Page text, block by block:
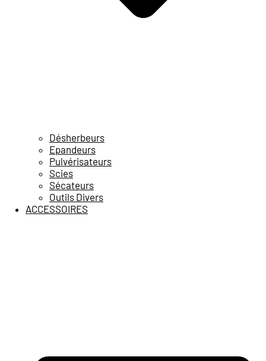
Désherbeurs
Epandeurs
Pulvérisateurs
Scies
Sécateurs
Outils Divers
ACCESSOIRES